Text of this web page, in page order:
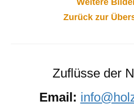
Weitere
Zurück zur
Zuflüsse der
Email: